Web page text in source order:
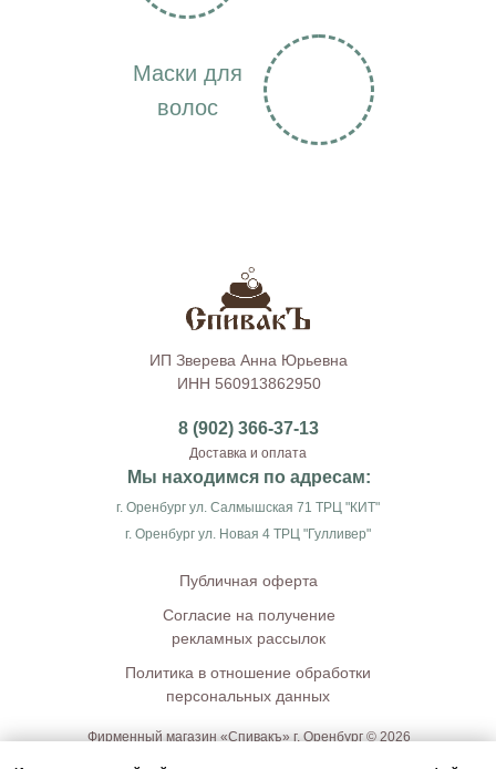
Маски для
волос
Мы находимся по адресам:
г. Оренбург ул. Салмышская 71 ТРЦ "КИТ"
г. Оренбург ул. Новая 4 ТРЦ "Гулливер"
Доставка и оплата
8 (902) 366-37-13
Фирменный магазин «Спивакъ» г. Оренбург © 2026
Согласие на получение
рекламных рассылок
Политика в отношение обработки
персональных данных
Публичная оферта
ИП Зверева Анна Юрьевна
ИНН 560913862950